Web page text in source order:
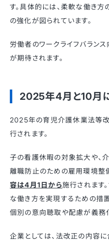
す。​具体的には、柔軟な働き
の強化が図られています。​
労働者のワークライフバラン
が期待されます。
2025年4月と10月
2025年の育児介護休業法等
行されます。
子の看護休暇の対象拡大や、
離職防止のための雇用環境整
容は4月1日から施行されます
な働き方を実現するための措
個別の意向聴取や配慮が義務
企業としては、法改正の内容